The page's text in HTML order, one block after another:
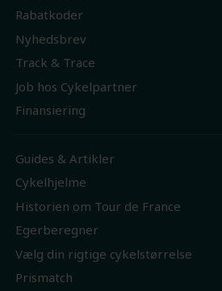
Rabatkoder
Nyhedsbrev
Track & Trace
Job hos Cykelpartner
Finansiering
Guides & Artikler
Cykelhjelme
Historien om Tour de France
Egerberegner
Vælg din rigtige cykelstørrelse
Prismatch